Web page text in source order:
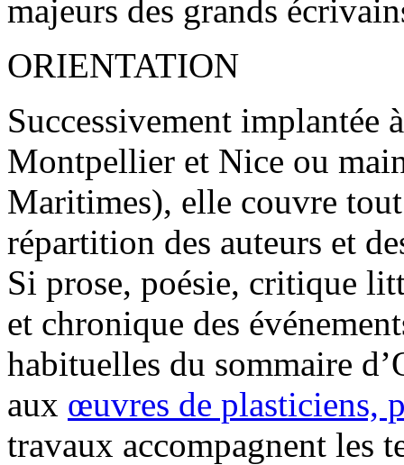
majeurs des grands
ORIENTATION
Successivement implantée
Montpellier et Nice ou
Maritimes), elle couvre
répartition des auteurs et
Si prose, poésie, critique
et chronique des
habituelles du sommaire
aux œuvres de plasticiens,
travaux accompagnent les